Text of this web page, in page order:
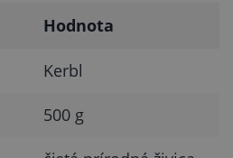
Hodnota
Kerbl
500 g